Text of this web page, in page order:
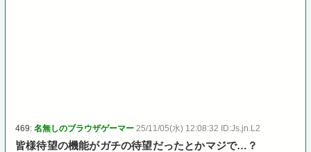
469:名無しのブラウザゲーマー 25/11/05(水) 12:08:32 ID:Js.jn.L2
皆様待望の機能がガチの待望だったとかマジで…？